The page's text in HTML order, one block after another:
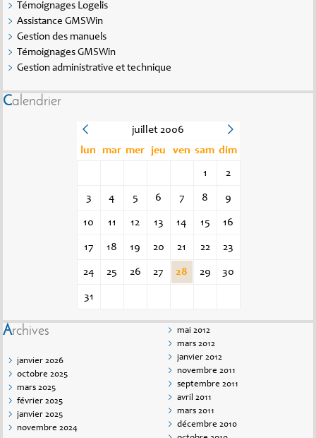
Témoignages Logelis
Assistance GMSWin
Gestion des manuels
Témoignages GMSWin
Gestion administrative et technique
Calendrier
juillet 2006
lun
mar mer jeu ven sam dim
1
2
3 4 5 6 7 8 9
10 11 12 13 14 15 16
17 18 19 20 21 22 23
24 25 26 27 28 29 30
31
Archives
janvier 2026
octobre 2025
mars 2025
février 2025
janvier 2025
novembre 2024
mai 2012
mars 2012
janvier 2012
novembre 2011
septembre 2011
avril 2011
mars 2011
décembre 2010